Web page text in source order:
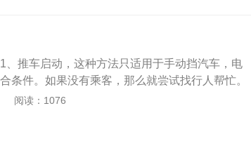
、推车启动，这种方法只适用于手动挡汽车，电
条件。如果没有乘客，那么就尝试找行人帮忙。
开车钥匙至1挡位，让行人在后面推车，当车子
以先周边车主求助，申请搭电。打开自己车辆的
找到汽车的电瓶之后，看清楚正负极，用电线将
阅读：1076